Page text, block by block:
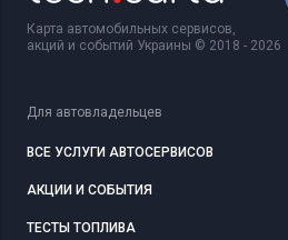
Карта автомобильных сервисов,
акций и событий Украины © 2018 - 2026
Для автовладельцев
ВСЕ УСЛУГИ АВТОСЕРВИСОВ
АКЦИИ И СОБЫТИЯ
ТЕСТЫ ТОПЛИВА